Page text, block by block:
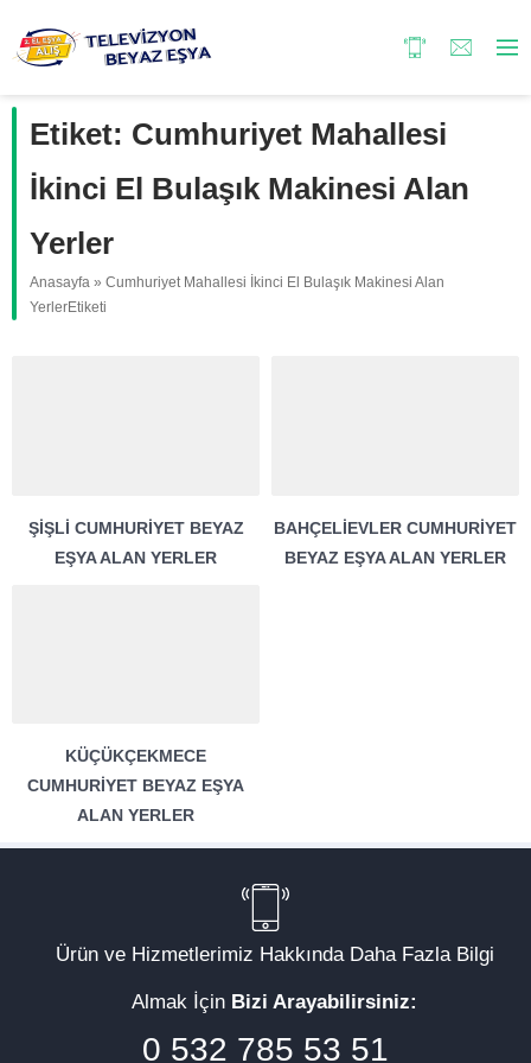
Etiket: Cumhuriyet Mahallesi
İkinci El Bulaşık Makinesi Alan
Yerler
Anasayfa » Cumhuriyet Mahallesi İkinci El Bulaşık Makinesi Alan
YerlerEtiketi
ŞIŞLI CUMHURIYET BEYAZ
EŞYA ALAN YERLER
BAHÇELIEVLER CUMHURIYET
BEYAZ EŞYA ALAN YERLER
KÜÇÜKÇEKMECE
CUMHURIYET BEYAZ EŞYA
ALAN YERLER
Ürün ve Hizmetlerimiz Hakkında Daha Fazla Bilgi
Almak İçin Bizi Arayabilirsiniz:
0 532 785 53 51
Cevap Yaz